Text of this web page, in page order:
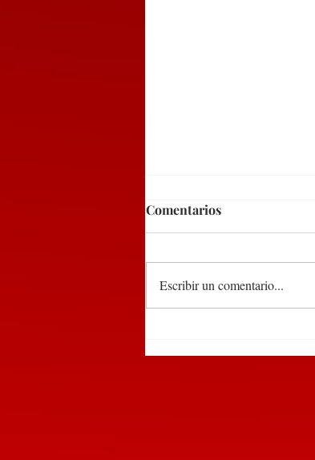
PUEBLA RECIBIRÁ EL
Comentarios
Escribir un comentario...